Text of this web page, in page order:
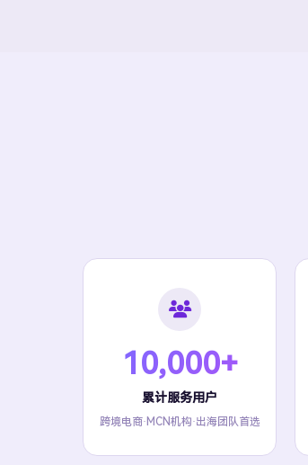
10,000+
累计服务用户
跨境电商·MCN机构·出海团队首选